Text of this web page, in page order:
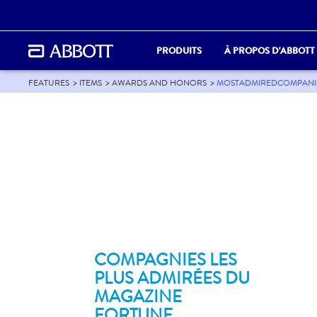
PRODUITS À PROPOS D'ABBOTT
FEATURES ITEMS AWARDS AND HONORS
COMPAGNIES LES
PLUS ADMIRÉES DU
MAGAZINE